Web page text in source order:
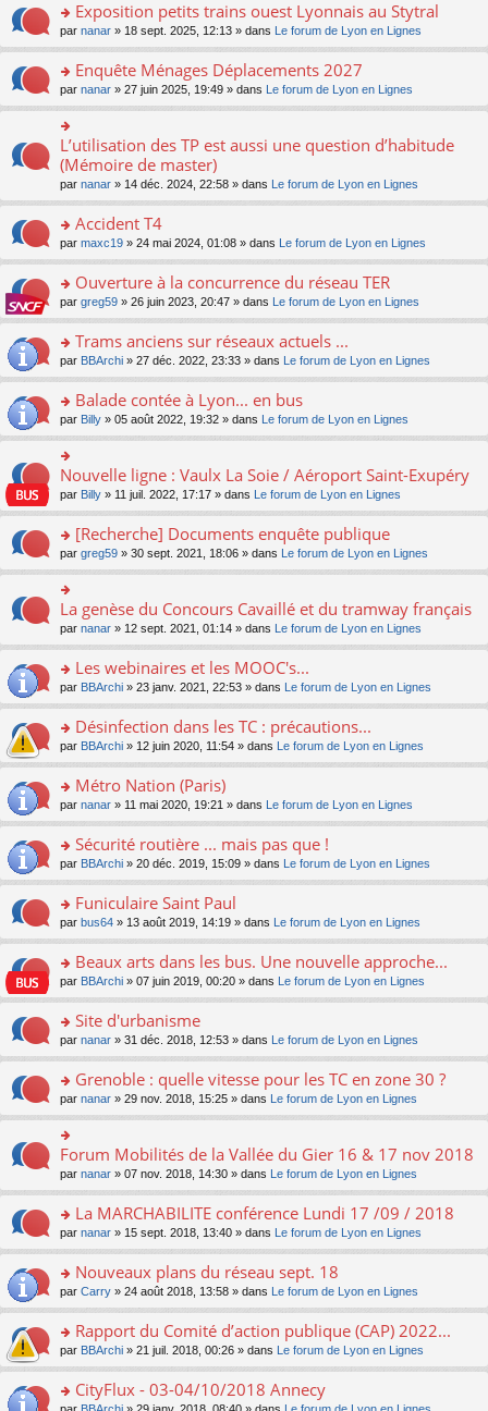
ult
er
le
m
e
s
g
e
n
o
lu
le
pl
u
s
e
nt
o
n
ult
er
le
m
s
a
e
n
o
lu
le
pl
u
s
e
nt
Exposition petits trains ouest Lyonnais au Stytral
par nanar » 18 sept. 2025, 12:13 » dans Le forum de Lyon en Lignes
o
n
s
ult
er
le
m
e
s
a
e
n
o
lu
le
pl
u
s
c
nt
Enquête Ménages Déplacements 2027
par nanar » 27 juin 2025, 19:49 » dans Le forum de Lyon en Lignes
n
s
ult
er
le
m
e
s
a
g
e
n
lu
le
pl
u
s
c
e
nt
L’utilisation des TP est aussi une question d’habitude
(Mémoire de master)
par nanar » 14 déc. 2024, 22:58 » dans Le forum de Lyon en Lignes
o
n
ult
er
le
m
e
a
g
e
n
o
lu
pl
u
s
ré
c
e
nt
Accident T4
par maxc19 » 24 mai 2024, 01:08 » dans Le forum de Lyon en Lignes
o
n
ult
er
le
m
e
s
g
e
n
o
lu
pl
u
s
ré
e
nt
Ouverture à la concurrence du réseau TER
par greg59 » 26 juin 2023, 20:47 » dans Le forum de Lyon en Lignes
o
n
ult
er
le
m
e
s
g
e
n
o
n
le
u
s
ré
e
nt
Trams anciens sur réseaux actuels ...
par BBArchi » 27 déc. 2022, 23:33 » dans Le forum de Lyon en Lignes
o
n
s
ult
er
le
m
e
s
a
e
n
o
n
le
u
s
ré
e
nt
Balade contée à Lyon... en bus
par Billy » 05 août 2022, 19:32 » dans Le forum de Lyon en Lignes
o
n
er
le
m
e
s
a
g
e
n
o
lu
le
pl
u
s
e
nt
Nouvelle ligne : Vaulx La Soie / Aéroport Saint-Exupéry
par Billy » 11 juil. 2022, 17:17 » dans Le forum de Lyon en Lignes
o
n
s
ult
er
le
m
e
s
g
e
n
o
lu
pl
u
s
c
e
nt
[Recherche] Documents enquête publique
par greg59 » 30 sept. 2021, 18:06 » dans Le forum de Lyon en Lignes
n
er
le
m
e
s
a
g
e
n
n
lu
le
pl
u
c
e
nt
La genèse du Concours Cavaillé et du tramway français
par nanar » 12 sept. 2021, 01:14 » dans Le forum de Lyon en Lignes
o
n
ult
er
le
m
e
a
g
e
n
n
le
pl
u
ré
c
e
nt
Les webinaires et les MOOC's...
par BBArchi » 23 janv. 2021, 22:53 » dans Le forum de Lyon en Lignes
o
n
ult
er
le
m
e
a
g
e
n
n
le
pl
u
ré
c
e
nt
Désinfection dans les TC : précautions...
par BBArchi » 12 juin 2020, 11:54 » dans Le forum de Lyon en Lignes
o
n
ult
er
le
m
e
a
g
e
n
n
le
pl
u
s
ré
c
e
nt
Métro Nation (Paris)
par nanar » 11 mai 2020, 19:21 » dans Le forum de Lyon en Lignes
o
n
ult
er
le
m
e
a
g
e
n
n
le
pl
u
s
c
e
nt
Sécurité routière ... mais pas que !
par BBArchi » 20 déc. 2019, 15:09 » dans Le forum de Lyon en Lignes
o
n
ult
er
le
m
e
a
g
e
n
o
lu
pl
u
s
c
e
nt
Funiculaire Saint Paul
par bus64 » 13 août 2019, 14:19 » dans Le forum de Lyon en Lignes
o
n
ult
er
le
m
e
s
g
e
n
o
lu
pl
u
s
c
e
nt
Beaux arts dans les bus. Une nouvelle approche...
par BBArchi » 07 juin 2019, 00:20 » dans Le forum de Lyon en Lignes
o
n
ult
er
le
m
e
s
g
e
n
o
lu
pl
u
s
c
Site d'urbanisme
par nanar » 31 déc. 2018, 12:53 » dans Le forum de Lyon en Lignes
o
n
s
ult
er
le
m
e
s
g
e
n
o
lu
pl
Grenoble : quelle vitesse pour les TC en zone 30 ?
par nanar » 29 nov. 2018, 15:25 » dans Le forum de Lyon en Lignes
o
n
er
le
m
e
s
a
g
e
n
n
Forum Mobilités de la Vallée du Gier 16 & 17 nov 2018
par nanar » 07 nov. 2018, 14:30 » dans Le forum de Lyon en Lignes
o
n
ult
er
le
m
e
a
La MARCHABILITE conférence Lundi 17 /09 / 2018
par nanar » 15 sept. 2018, 13:40 » dans Le forum de Lyon en Lignes
o
n
ult
er
le
m
e
Nouveaux plans du réseau sept. 18
par Carry » 24 août 2018, 13:58 » dans Le forum de Lyon en Lignes
o
n
ult
Rapport du Comité d’action publique (CAP) 2022...
par BBArchi » 21 juil. 2018, 00:26 » dans Le forum de Lyon en Lignes
CityFlux - 03-04/10/2018 Annecy